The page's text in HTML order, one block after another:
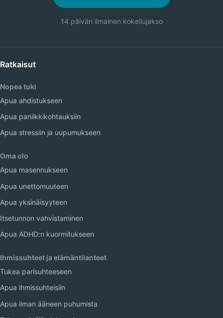
14 päivän ilmainen kokeilujakso
Ratkaisut
Nopea tuki
Apua ahdistukseen
Apua paniikkikohtauksiin
Apua stressiin ja uupumukseen
Oma olo
Apua masennukseen
Apua unettomuuteen
Apua yksinäisyyteen
Itsetunnon vahvistaminen
Apua ADHD:n kuormitukseen
Ihmissuhteet ja elämäntilanteet
Tukea parisuhteeseen
Apua ihmissuhteisiin
Apua ilman ääneen puhumista